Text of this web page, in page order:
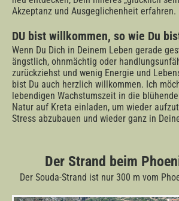
Akzeptanz und Ausgeglichenheit erfahren.
DU bist willkommen, so wie Du
Wenn Du Dich in Deinem Leben gerade
ängstlich, ohnmächtig oder
zurückziehst und wenig Energie und
bist Du auch herzlich willkommen. Ich
lebendigen Wachstumszeit in die
Natur auf Kreta einladen, um wieder
Stress abzubauen und wieder ganz in
Der Strand beim
Der Souda-Strand ist nur 300 m vom